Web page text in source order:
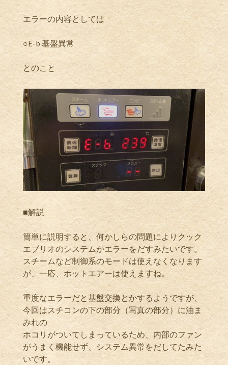
エラーの内容としては
○E-b 基盤異常
とのこと
■解説
簡単に説明すると、何かしらの問題によりクック
エブリオのシステムがエラーをだすみたいです。
スチームなど制御系のモードは使えなくなります
が、一応、ホットエアーは使えますね。
重度なエラーだと基盤交換とかするようですが、
今回はスチコンの下の部分（写真の部分）に油ま
みれの
ホコリがついてしまっているため、内部のファン
がうまく機能せず、システム異常をだしてたみた
いです。